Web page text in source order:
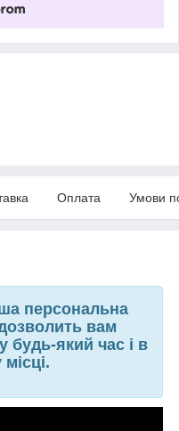
Оплата Умови
персональна
вам
будь-який час і в